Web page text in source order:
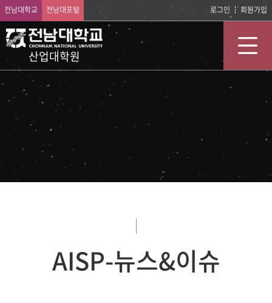
전남대학교 전남대포털 로그인 회원가입
산업대학원
AISP-뉴스&이슈